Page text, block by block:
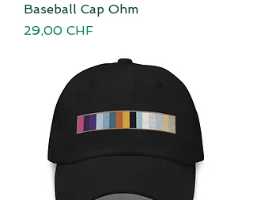
Baseball Cap Ohm
Preis
29,00 CHF